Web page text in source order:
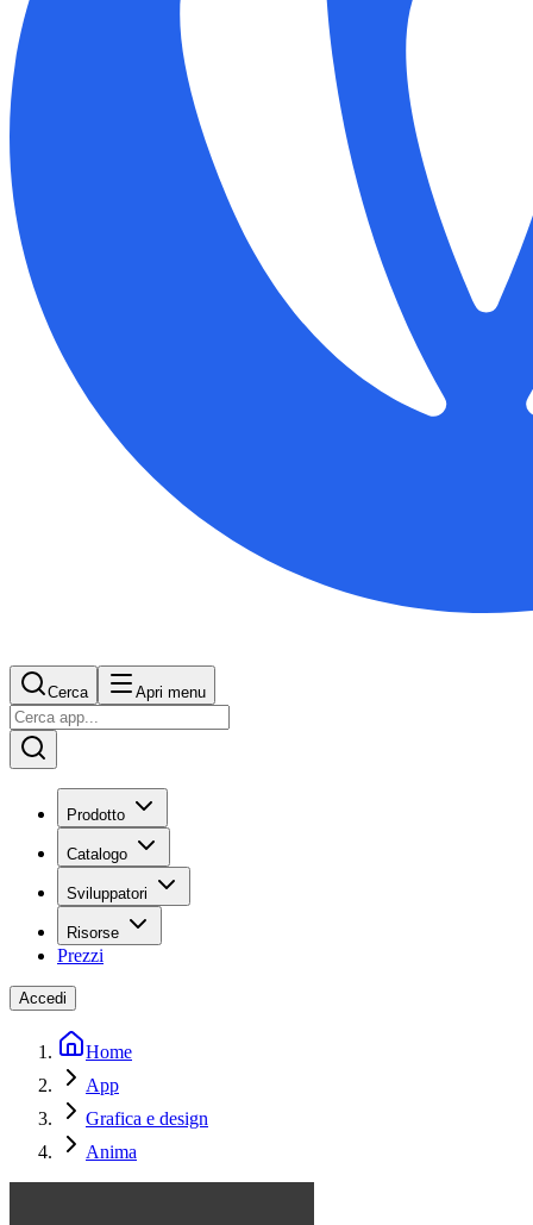
Cerca Apri menu
Prodotto
Catalogo
Sviluppatori
Risorse
Prezzi
Accedi
Home
App
Grafica e design
Anima